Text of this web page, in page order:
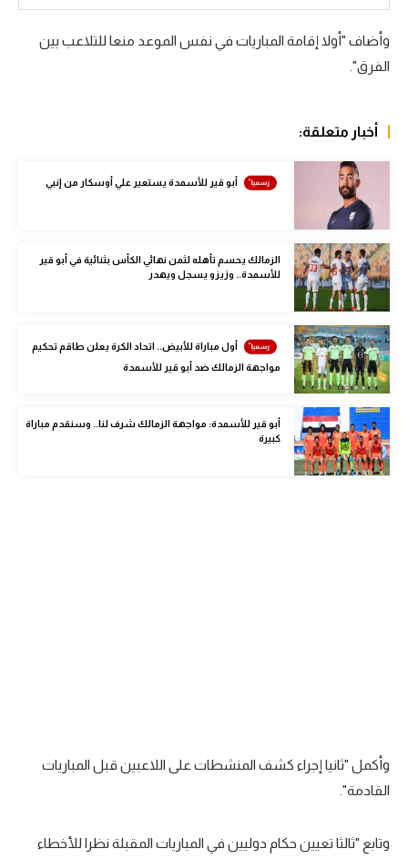
رياضات أخرى
كرة السلة الأمريكية
كرة سلة
كرة يد
الوطن العربي
في المونديال
رياضة نسائية
آسيا
أمريكا
ركن الألعاب
كويز في الجول
فيديو في الجول
وأضاف "أولا إقامة المباريات في نفس الموعد منعا للتلاعب بين
الفرق".
أخبار متعلقة:
أبو قير للأسمدة يستعير علي أوسكار من إنبي
الزمالك يحسم تأهله لثمن نهائي الكأس بثنائية في أبو قير
للأسمدة.. وزيزو يسجل ويهدر
أول مباراة للأبيض.. اتحاد الكرة يعلن طاقم تحكيم
مواجهة الزمالك ضد أبو قير للأسمدة
أبو قير للأسمدة: مواجهة الزمالك شرف لنا.. وسنقدم مباراة
كبيرة
وأكمل "ثانيا إجراء كشف المنشطات على اللاعبين قبل المباريات
القادمة".
وتابع "ثالثا تعيين حكام دوليين في المباريات المقبلة نظرا للأخطاء